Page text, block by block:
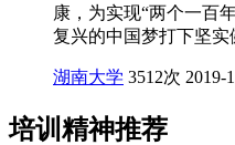
康，为实现“两个一百
复兴的中国梦打下坚实
湖南大学 3512次 2019-
培训精神推荐